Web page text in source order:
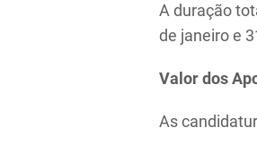
A duração
de janeiro e
Valor dos
As